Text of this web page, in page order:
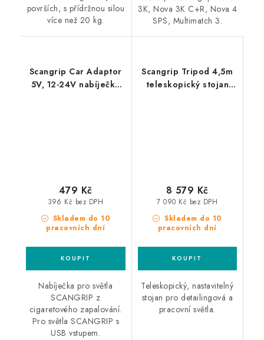
površích, s přídržnou silou
více než 20 kg.
3K, Nova 3K C+R, Nova 4
SPS, Multimatch 3.
Scangrip Car Adaptor
5V, 12-24V nabíječka
Skladem do 10
pracovních dní
396 Kč bez DPH
479 Kč
Nabíječka pro světla
SCANGRIP z
cigaretového zapalování.
Pro světla SCANGRIP s
USB vstupem.
Scangrip Tripod 4,5m
teleskopický stojan
Skladem do 10
pracovních dní
7 090 Kč bez DPH
8 579 Kč
Teleskopický, nastavitelný
stojan pro detailingová a
pracovní světla.